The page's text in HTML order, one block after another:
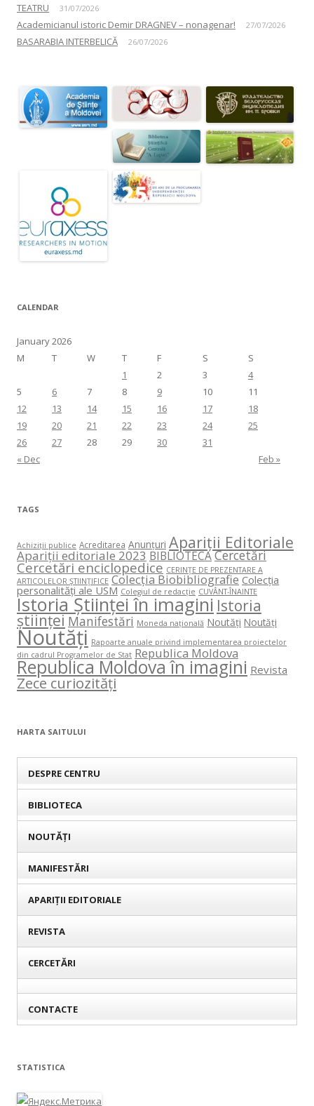
TEATRU 31/07/2026
Academicianul istoric Demir DRAGNEV – nonagenar! 27/07/2026
BASARABIA INTERBELICĂ 26/07/2026
CALENDAR
January 2026
M
T W T F S S
« Dec Feb »
1 2 3
4
5
6 7 8 9 10
11
12
13 14 15 16 17
18
19
20 21 22 23 24
25
26
27 28 29 30 31
TAGS
Achiziții publice Acreditarea Anunțuri Apariții Editoriale
Apariții editoriale 2023 BIBLIOTECACercetări
Cercetări enciclopedice CERINŢE DE PREZENTARE A
ARTICOLELOR ŞTIINŢIFICE Colecția Biobibliografie Colecția
personalități ale USM Colegiul de redacție CUVÂNT-ÎNAINTE
Istoria Științei în imagini Istoria
științei Manifestări Moneda națională Noutăți Noutăți
Noutăți Rapoarte anuale privind implementarea proiectelor
din cadrul Programelor de Stat Republica Moldova
Republica Moldova în imagini Revista
Zece curiozități
HARTA SAITULUI
DESPRE CENTRU
BIBLIOTECA
NOUTĂȚI
MANIFESTĂRI
APARIȚII EDITORIALE
REVISTA
CERCETĂRI
CONTACTE
STATISTICA